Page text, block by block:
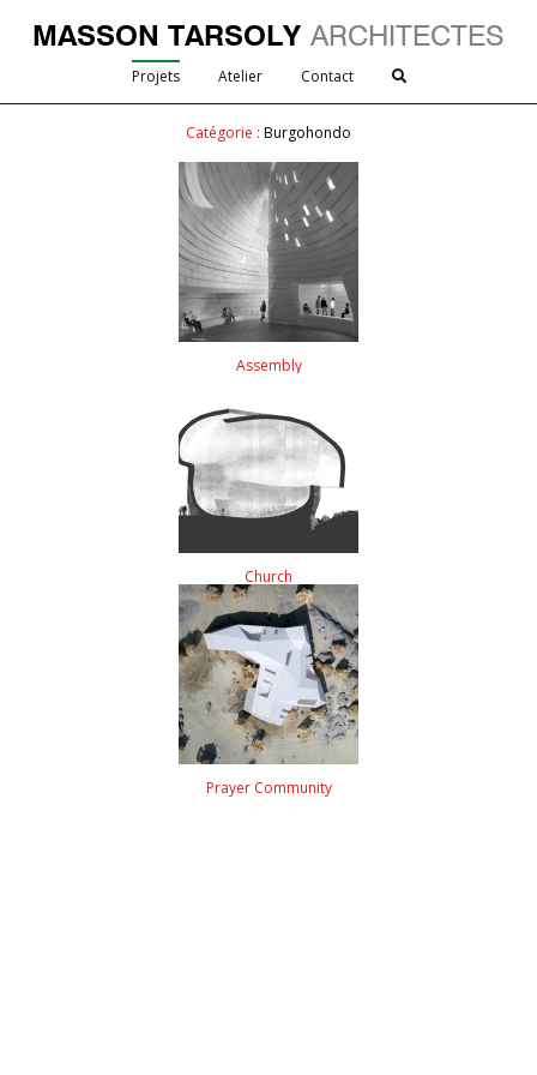
MASSON TARSOLY ARCHITECTES
Projets Atelier Contact
Catégorie : Burgohondo
Assembly
Church
Prayer Community